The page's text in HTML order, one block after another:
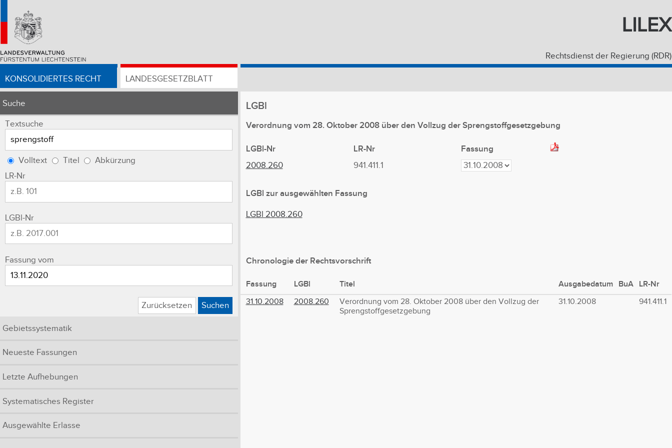
LILEX
Rechtsdienst der Regierung (RDR)
KONSOLIDIERTES RECHT LANDESGESETZBLATT
Suche
Textsuche
Volltext Titel
Abkürzung
LR-Nr
LGBl-Nr
Fassung vom
Zurücksetzen Suchen
Gebietssystematik
Neueste Fassungen
Letzte Aufhebungen
Systematisches Register
Ausgewählte Erlasse
LGBl
Verordnung vom 28. Oktober 2008 über den Vollzug der Sprengstoffgesetzgebung
LGBl-Nr LR-Nr
Fassung
2008.260
941.411.1
LGBl zur ausgewählten Fassung
LGBl 2008.260
Chronologie der Rechtsvorschrift
Fassung LGBl Titel Ausgabedatum BuA
LR-Nr
31.10.2008
2008.260
Verordnung vom 28. Oktober 2008 über den Vollzug der
Sprengstoffgesetzgebung
31.10.2008 941.411.1